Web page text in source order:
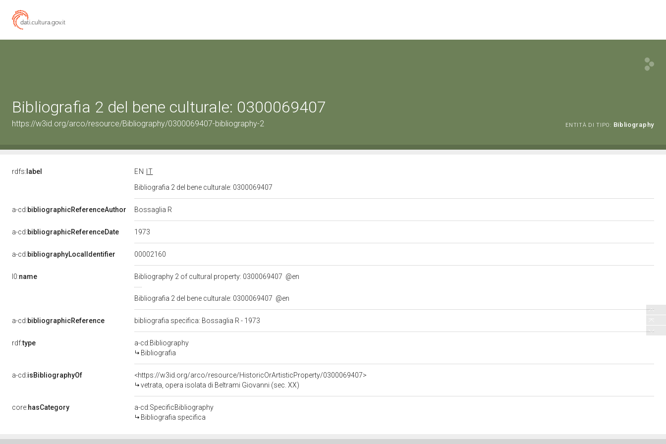
Bibliografia 2 del bene culturale: 0300069407
https://w3id.org/arco/resource/Bibliography/0300069407-bibliography-2 ENTITÀ DI TIPO: Bibliography
rdfs: label EN
IT
Bibliografia 2 del bene culturale: 0300069407
a-cd:bibliographicReferenceAuthor Bossaglia R
a-cd:bibliographicReferenceDate 1973
a-cd:bibliographyLocalIdentifier 00002160
l0:name Bibliography 2 of cultural property: 0300069407 @en
Bibliografia 2 del bene culturale: 0300069407 @en
a-cd:bibliographicReference bibliografia specifica: Bossaglia R - 1973
rdf:type
a-cd:Bibliography
Bibliografia
a-cd:isBibliographyOf
<https://w3id.org/arco/resource/HistoricOrArtisticProperty/0300069407>
vetrata, opera isolata di Beltrami Giovanni (sec. XX)
core:hasCategory
a-cd:SpecificBibliography
Bibliografia specifica